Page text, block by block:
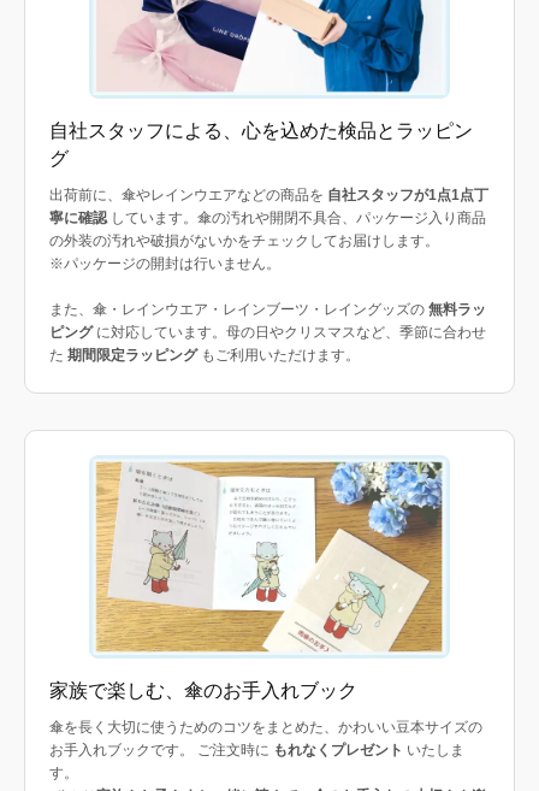
自社スタッフによる、心を込めた検品とラッピン
グ
出荷前に、傘やレインウエアなどの商品を 自社スタッフが1点1点丁
寧に確認しています。傘の汚れや開閉不具合、パッケージ入り商品
の外装の汚れや破損がないかをチェックしてお届けします。
※パッケージの開封は行いません。
また、傘・レインウエア・レインブーツ・レイングッズの 無料ラッ
ピングに対応しています。母の日やクリスマスなど、季節に合わせ
た 期間限定ラッピングもご利用いただけます。
家族で楽しむ、傘のお手入れブック
傘を長く大切に使うためのコツをまとめた、かわいい豆本サイズの
お手入れブックです。 ご注文時に もれなくプレゼント いたしま
す。